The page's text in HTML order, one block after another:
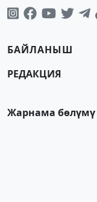
БАЙЛАНЫШ
РЕДАКЦИЯ
Жарнама бөлүмү